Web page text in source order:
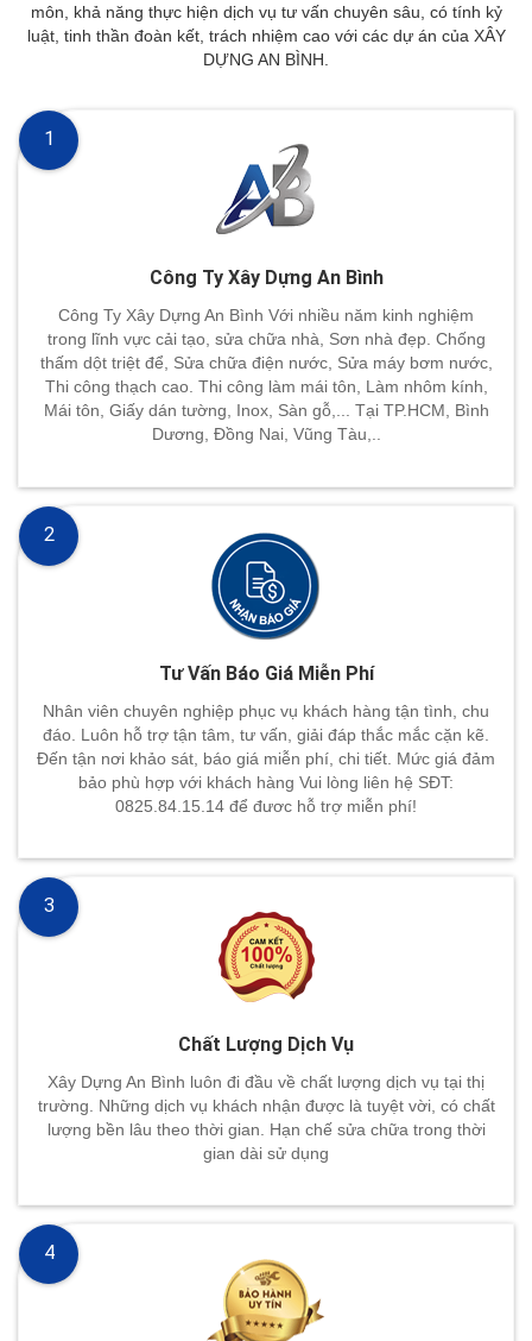
môn, khả năng thực hiện dịch vụ tư vấn chuyên sâu, có tính kỷ
luật, tinh thần đoàn kết, trách nhiệm cao với các dự án của XÂY
DỰNG AN BÌNH.
Công Ty Xây Dựng An Bình
Công Ty Xây Dựng An Bình Với nhiều năm kinh nghiệm
trong lĩnh vực cải tạo, sửa chữa nhà, Sơn nhà đẹp. Chống
thấm dột triệt để, Sửa chữa điện nước, Sửa máy bơm nước,
Thi công thạch cao. Thi công làm mái tôn, Làm nhôm kính,
Mái tôn, Giấy dán tường, Inox, Sàn gỗ,... Tại TP.HCM, Bình
Dương, Đồng Nai, Vũng Tàu,..
1
Tư Vấn Báo Giá Miễn Phí
Nhân viên chuyên nghiệp phục vụ khách hàng tận tình, chu
đáo. Luôn hỗ trợ tận tâm, tư vấn, giải đáp thắc mắc cặn kẽ.
Đến tận nơi khảo sát, báo giá miễn phí, chi tiết. Mức giá đảm
bảo phù hợp với khách hàng Vui lòng liên hệ SĐT:
0825.84.15.14 để đươc hỗ trợ miễn phí!
2
Chất Lượng Dịch Vụ
Xây Dựng An Bình luôn đi đầu về chất lượng dịch vụ tại thị
trường. Những dịch vụ khách nhận được là tuyệt vời, có chất
lượng bền lâu theo thời gian. Hạn chế sửa chữa trong thời
gian dài sử dụng
3
4